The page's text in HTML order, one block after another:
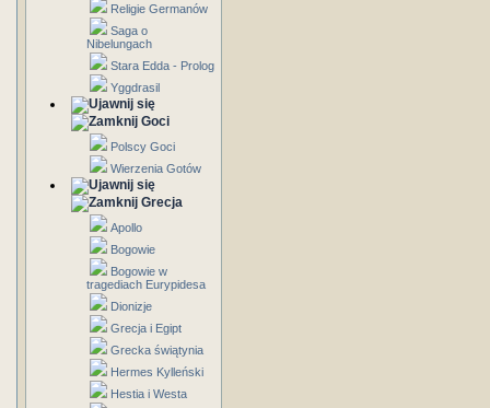
Religie Germanów
Saga o
Nibelungach
Stara Edda - Prolog
Yggdrasil
Goci
Polscy Goci
Wierzenia Gotów
Grecja
Apollo
Bogowie
Bogowie w
tragediach Eurypidesa
Dionizje
Grecja i Egipt
Grecka świątynia
Hermes Kylleński
Hestia i Westa